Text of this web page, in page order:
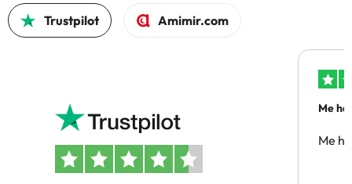
Trustpilot Amimir.com
Me
Me